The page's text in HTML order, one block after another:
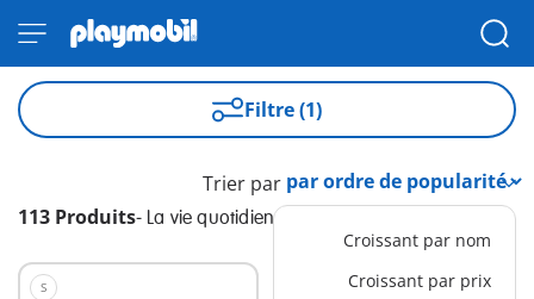
Filtre (1)
113 Produits- La vie quotidienne
Trier par
Croissant par nom
Croissant par prix
S